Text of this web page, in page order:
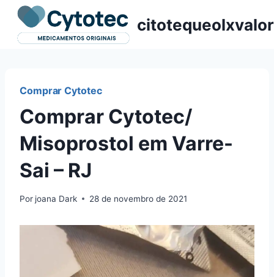
Pular
para
citotequeolxvalor
Comprar Cytotec
Comprar Cytotec/
Misoprostol em Varre-
Sai – RJ
Por joana Dark 28 de novembro de 2021